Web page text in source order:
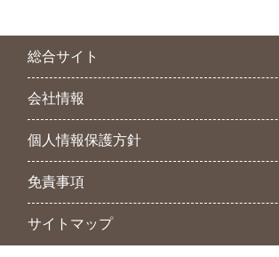
総合サイト
会社情報
個人情報保護方針
免責事項
サイトマップ